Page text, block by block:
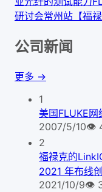
研讨会常州站 【福
公司新闻
更多 →
1
美国FLUKE网
2007/5/10👁
2
福禄克的
2021 年布线
2021/10/9👁